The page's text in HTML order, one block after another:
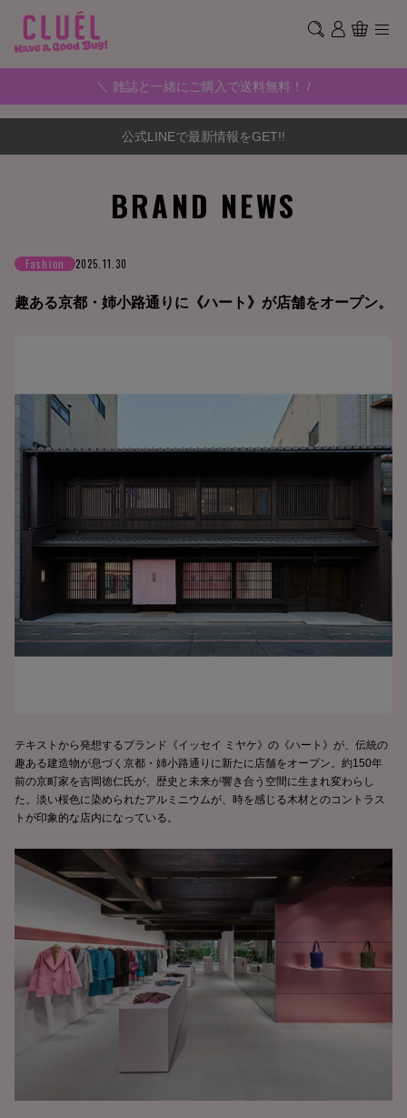
＼ 雑誌と一緒にご購入で送料無料！ /
公式LINEで最新情報をGET!!
BRAND NEWS
Fashion 2025.11.30
趣ある京都・姉小路通りに《ハート》が店舗をオープン。
テキストから発想するブランド《イッセイ ミヤケ》の《ハート》が、伝統の
趣ある建造物が息づく京都・姉小路通りに新たに店舗をオープン。約150年
前の京町家を吉岡徳仁氏が、歴史と未来が響き合う空間に生まれ変わらし
た。淡い桜色に染められたアルミニウムが、時を感じる木材とのコントラス
トが印象的な店内になっている。